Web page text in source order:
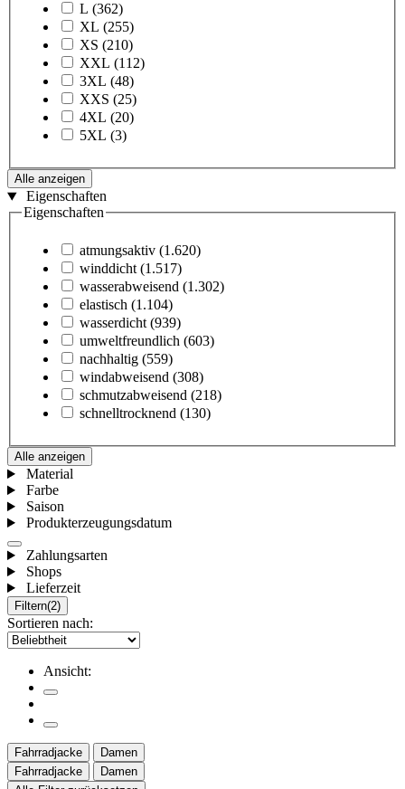
L (362)
XL (255)
XS (210)
XXL (112)
3XL (48)
XXS (25)
4XL (20)
5XL (3)
Alle anzeigen
Eigenschaften
Eigenschaften
atmungsaktiv (1.620)
winddicht (1.517)
wasserabweisend (1.302)
elastisch (1.104)
wasserdicht (939)
umweltfreundlich (603)
nachhaltig (559)
windabweisend (308)
schmutzabweisend (218)
schnelltrocknend (130)
Alle anzeigen
Material
Farbe
Saison
Produkterzeugungsdatum
Zahlungsarten
Shops
Lieferzeit
Filtern(2)
Sortieren nach:
Ansicht:
Fahrradjacke
Damen
Fahrradjacke
Damen